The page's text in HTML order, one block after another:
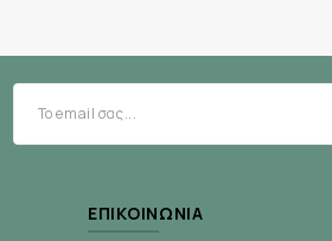
πέψη των λιπών
φυσιολογική ροή της χολής
των λιπιδίων του αίματος.
Ενισχύει την ενέργεια και
αντιοξειδωτικά και
ΕΠΙΚΟΙΝΩΝΊΑ